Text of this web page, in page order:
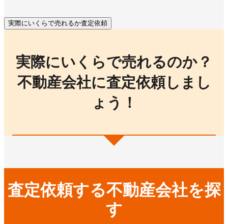
実際にいくらで売れるか査定依頼
実際にいくらで売れるのか？
不動産会社に査定依頼しまし
ょう！
査定依頼する不動産会社を探
す